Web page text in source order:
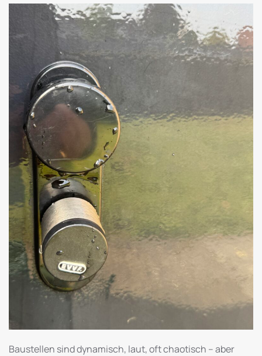
Baustellen sind dynamisch, laut, oft chaotisch – aber